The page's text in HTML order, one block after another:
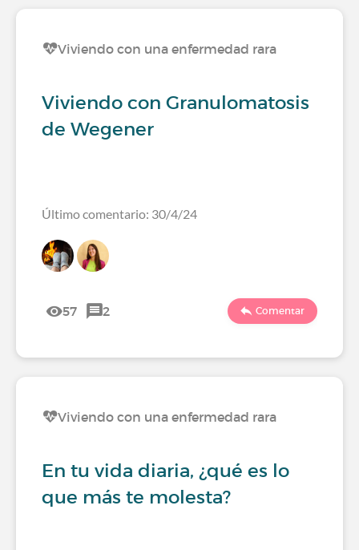
Viviendo con una enfermedad rara
Viviendo con Granulomatosis
de Wegener
Último comentario: 30/4/24
57 2 Comentar
Viviendo con una enfermedad rara
En tu vida diaria, ¿qué es lo
que más te molesta?